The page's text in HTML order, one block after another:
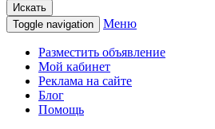
Искать
Toggle navigation
Меню
Разместить объявление
Мой кабинет
Реклама на сайте
Блог
Помощь